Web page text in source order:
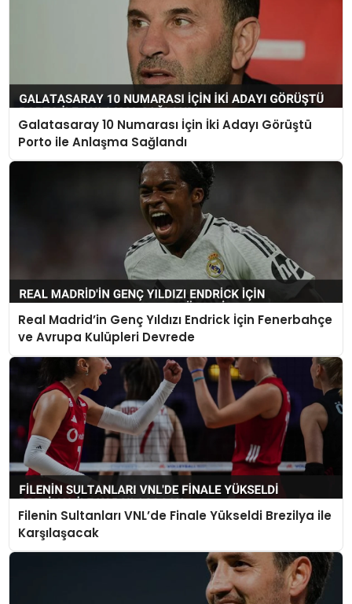
Galatasaray 10 Numarası İçin İki Adayı Görüştü
Porto ile Anlaşma Sağlandı
Real Madrid’in Genç Yıldızı Endrick İçin Fenerbahçe
ve Avrupa Kulüpleri Devrede
Filenin Sultanları VNL’de Finale Yükseldi Brezilya ile
Karşılaşacak